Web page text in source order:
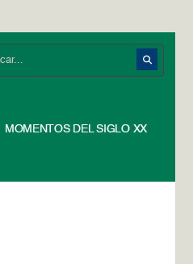
MOMENTOS DEL SIGLO XX